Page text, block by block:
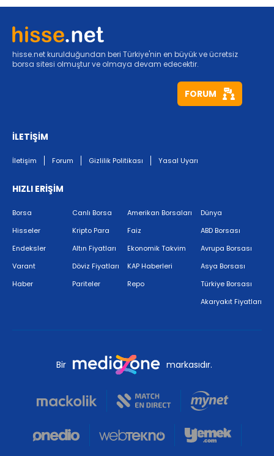
hisse.net kurulduğundan beri Türkiye'nin en büyük ve ücretsiz
borsa sitesi olmuştur ve olmaya devam edecektir.
FORUM
İLETİŞİM
İletişim Forum Gizlilik Politikası Yasal Uyarı
HIZLI ERİŞİM
Borsa
Hisseler
Endeksler
Varant
Haber
Canlı Borsa
Kripto Para
Altın Fiyatları
Döviz Fiyatları
Pariteler
Amerikan Borsaları
Faiz
Ekonomik Takvim
KAP Haberleri
Repo
Dünya
ABD Borsası
Avrupa Borsası
Asya Borsası
Türkiye Borsası
Akaryakıt Fiyatları
Bir markasıdır.